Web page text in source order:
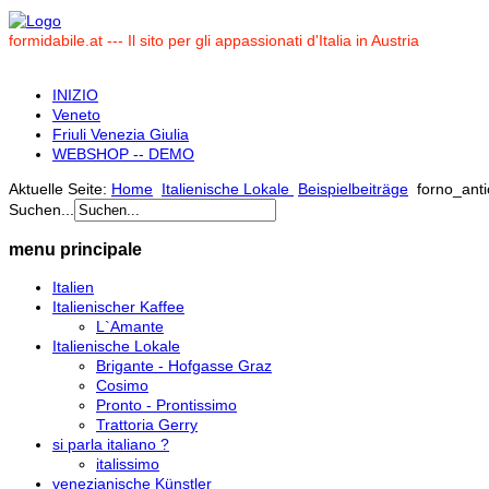
formidabile.at --- Il sito per gli appassionati d'Italia in Austria
INIZIO
Veneto
Friuli Venezia Giulia
WEBSHOP -- DEMO
Aktuelle Seite: Home Italienische Lokale Beispielbeiträge
Suchen...
menu principale
Italien
Italienischer Kaffee
L`Amante
Italienische Lokale
Brigante - Hofgasse Graz
Cosimo
Pronto - Prontissimo
Trattoria Gerry
si parla italiano ?
italissimo
venezianische Künstler